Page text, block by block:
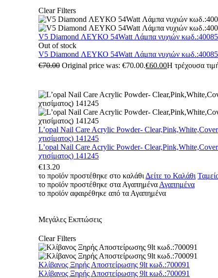
Clear Filters
V5 Diamond ΛΕΥΚΟ 54Watt Λάμπα νυχιών
Out of stock
V5 Diamond ΛΕΥΚΟ 54Watt Λάμπα νυχιών
€70.00 Original price was: €70.00.€60.00Η τρέχουσα
L’opal Nail Care Acrylic Powder-
χτισίματος) 141245
L’opal Nail Care Acrylic Powder-
χτισίματος) 141245
€13.20
το προϊόν προστέθηκε στο καλάθι Δείτε το Καλάθι
το προϊόν προστέθηκε στα Αγαπημένα Αγαπημένα
το προϊόν αφαιρέθηκε από τα Αγαπημένα
Μεγάλες Εκπτώσεις
Clear Filters
Κλίβανος Ξηρής Αποστείρωσης 9lt κωδ.:700091
Κλίβανος Ξηρής Αποστείρωσης 9lt κωδ.:700091